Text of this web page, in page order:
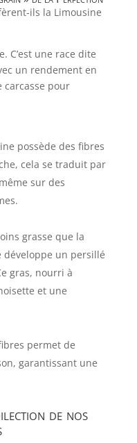
ils la Limousine
C’est une race dite
un rendement en
carcasse pour
possède des fibres
cela se traduit par
sur des
grasse que la
développe un persillé
gras, nourri à
et une
permet de
garantissant une
de nos